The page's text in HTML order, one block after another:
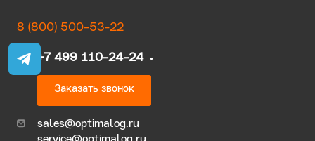
8 (800) 500-53-22
+7 499 110-24-24
Заказать звонок
sales@optimalog.ru